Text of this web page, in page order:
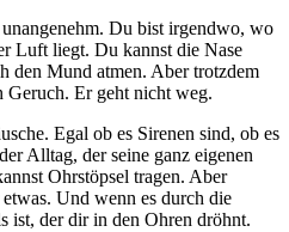
Du bist irgendwo, wo
Luft liegt. Du kannst die Nase
den Mund atmen. Aber trotzdem
Geruch. Er geht nicht weg.
Egal ob es Sirenen sind, ob es
Alltag, der seine ganz eigenen
Ohrstöpsel tragen. Aber
Und wenn es durch die
ist, der dir in den Ohren dröhnt.